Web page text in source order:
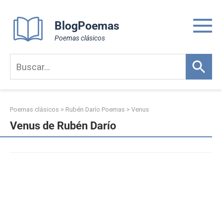
content
BlogPoemas
Poemas clásicos
Poemas clásicos > Rubén Darío Poemas > Venus
Venus de Rubén Darío